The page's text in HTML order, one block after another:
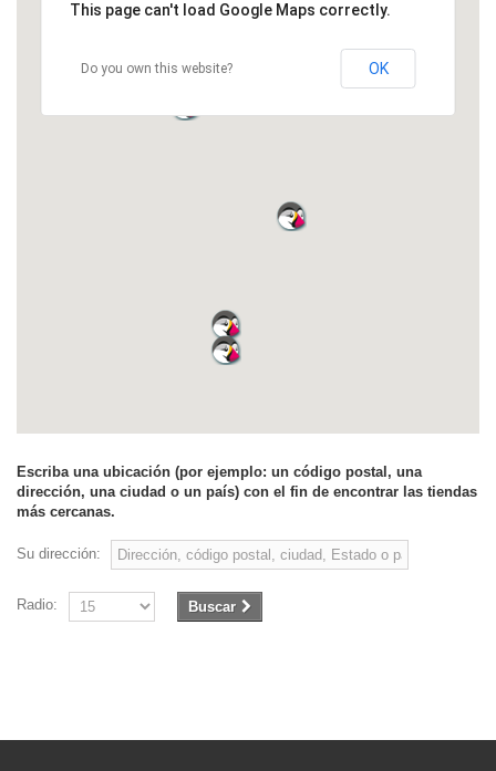
This page can't load Google Maps correctly.
Do you own this website? OK
Escriba una ubicación (por ejemplo: un código postal, una
dirección, una ciudad o un país) con el fin de encontrar las tiendas
más cercanas.
Su dirección:
Radio: Buscar